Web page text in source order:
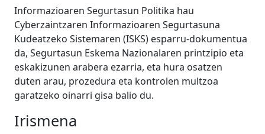
Informazioaren Segurtasun Politika hau
Cyberzaintzaren Informazioaren Segurtasuna
Kudeatzeko Sistemaren (ISKS) esparru-dokumentua
da, Segurtasun Eskema Nazionalaren printzipio eta
eskakizunen arabera ezarria, eta hura osatzen
duten arau, prozedura eta kontrolen multzoa
garatzeko oinarri gisa balio du.
Irismena